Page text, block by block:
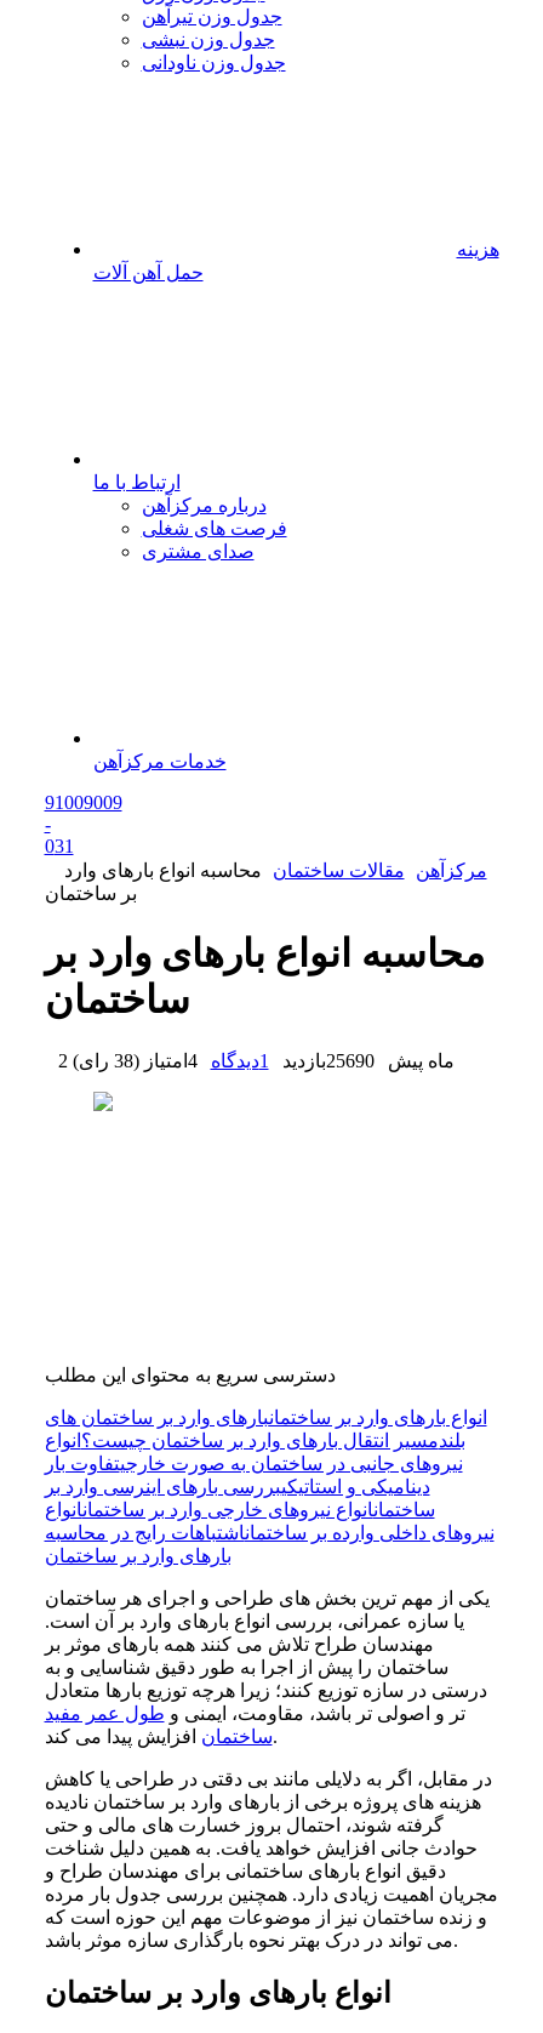
جدول وزن تیرآهن
جدول وزن نبشی
جدول وزن ناودانی
هزینه
حمل آهن آلات
ارتباط با ما
درباره مرکزآهن
فرصت های شغلی
صدای مشتری
خدمات مرکزآهن
91009009
-
031
مرکزآهن
مقالات ساختمان
محاسبه انواع بارهای وارد
بر ساختمان
محاسبه انواع بارهای وارد بر
ساختمان
2 ماه پیش 25690بازدید 1دیدگاه 4 امتیاز (38 رای )
دسترسی سریع به محتوای این مطلب
انواع بارهای وارد بر ساختمانبارهای وارد بر ساختمان های
بلندمسیر انتقال بارهای وارد بر ساختمان چیست؟ انواع
نیروهای جانبی در ساختمان به‌ صورت خارجیتفاوت بار
دینامیکی و استاتیکیبررسی بارهای اینرسی وارد بر
ساختمانانواع نیروهای خارجی وارد بر ساختمانانواع
نیروهای داخلی وارده بر ساختماناشتباهات رایج در محاسبه
بارهای وارد بر ساختمان
یکی از مهم ترین بخش های طراحی و اجرای هر ساختمان
یا سازه عمرانی، بررسی انواع بارهای وارد بر آن است.
مهندسان طراح تلاش می کنند همه بارهای موثر بر
ساختمان را پیش از اجرا به طور دقیق شناسایی و به
درستی در سازه توزیع کنند؛ زیرا هرچه توزیع بارها متعادل
تر و اصولی تر باشد، مقاومت، ایمنی و طول عمر مفید
ساختمانافزایش پیدا می کند.
در مقابل، اگر به دلایلی مانند بی دقتی در طراحی یا کاهش
هزینه های پروژه برخی از بارهای وارد بر ساختمان نادیده
گرفته شوند، احتمال بروز خسارت های مالی و حتی
حوادث جانی افزایش خواهد یافت. به همین دلیل شناخت
دقیق انواع بارهای ساختمانی برای مهندسان طراح و
مجریان اهمیت زیادی دارد. همچنین بررسی جدول بار مرده
و زنده ساختمان نیز از موضوعات مهم این حوزه است که
می تواند در درک بهتر نحوه بارگذاری سازه موثر باشد.
انواع بارهای وارد بر ساختمان